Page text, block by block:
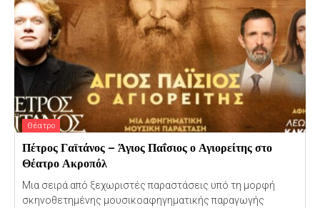
Θέατρο
Πέτρος Γαϊτάνος – Άγιος Παΐσιος ο Αγιορείτης στο
Θέατρο Ακροπόλ
Μια σειρά από ξεχωριστές παραστάσεις υπό τη μορφή
σκηνοθετημένης μουσικοαφηγηματικής παραγωγής